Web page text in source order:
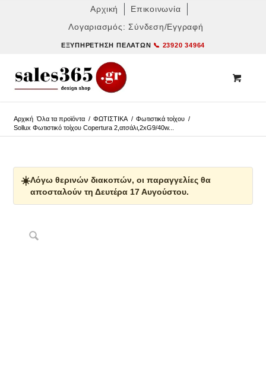
Αρχική
Επικοινωνία
Λογαριασμός: Σύνδεση/Εγγραφή
ΕΞΥΠΗΡΈΤΗΣΗ ΠΕΛΑΤΏΝ 📞 23920 34964
Αρχική Όλα τα προϊόντα / ΦΩΤΙΣΤΙΚΑ / Φωτιστικά τοίχου /
Sollux Φωτιστικό τοίχου Copertura 2,ατσάλι,2xG9/40w...
☀️Λόγω θερινών διακοπών, οι παραγγελίες θα
αποσταλούν τη Δευτέρα 17 Αυγούστου.